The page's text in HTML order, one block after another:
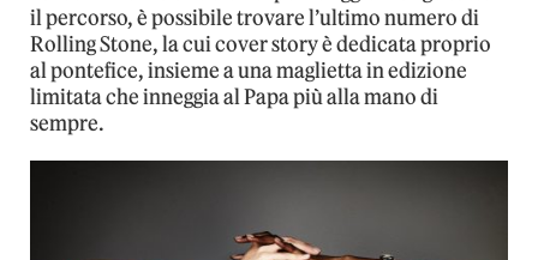
il percorso, è possibile trovare l’ultimo numero di
Rolling Stone, la cui cover story è dedicata proprio
al pontefice, insieme a una maglietta in edizione
limitata che inneggia al Papa più alla mano di
sempre.